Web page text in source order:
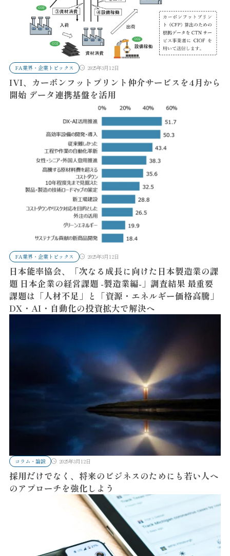
FA業界・企業トピックス 2025年3月12日
IVI、カーボンフットプリント仲介サービスを4月から
開始 データ連携基盤を活用
FA業界・企業トピックス 2025年3月12日
日本能率協会、「次なる成長に向けた日本製造業の課
題 日本企業の経営課題 -製造業編-」調査結果 最重要
課題は「人材不足」と「資源・エネルギー価格高騰」
DX・AI・自動化の投資拡大で解決へ
コラム・論説 2025年3月12日
採用だけでなく、将来のビジネスのためにも若い人へ
のアプローチを強化しよう